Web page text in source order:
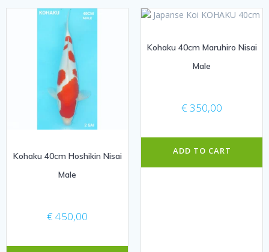
Kohaku 40cm Hoshikin Nisai
Male
€ 450,00
Kohaku 40cm Maruhiro Nisai
Male
€ 350,00
ADD TO CART